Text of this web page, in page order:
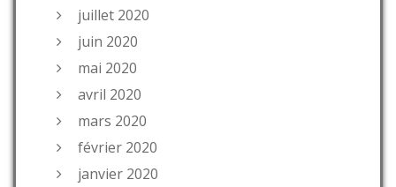
juillet 2020
juin 2020
mai 2020
avril 2020
mars 2020
février 2020
janvier 2020